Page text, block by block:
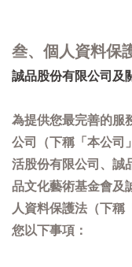
叁、個人資料保
誠品股份有限公司及
為提供您最完善的服
公司（下稱「本公司
活股份有限公司、誠
品文化藝術基金會及
人資料保護法（下稱
您以下事項：